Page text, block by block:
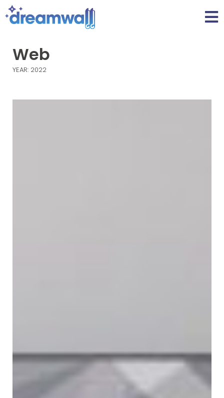
Web
YEAR: 2022